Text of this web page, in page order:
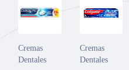
Cremas
Dentales
Cremas
Dentales